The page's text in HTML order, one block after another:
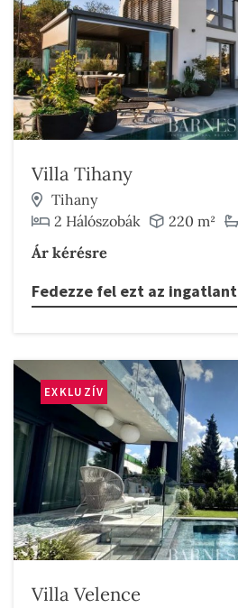
Villa Tihany
Tihany
2 Hálószobák
220 m²
Ár kérésre
Fedezze fel ezt az ingatlant
EXKLUZÍV
Villa Velence